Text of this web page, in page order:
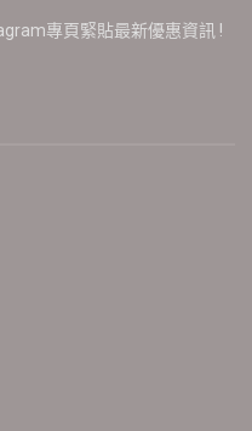
專頁緊貼最新優惠資訊 !